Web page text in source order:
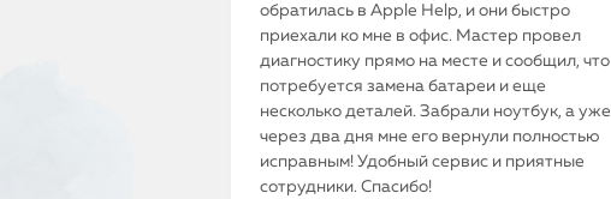
обратилась в Apple Help, и они быстро
приехали ко мне в офис. Мастер провел
диагностику прямо на месте и сообщил, что
потребуется замена батареи и еще
несколько деталей. Забрали ноутбук, а уже
через два дня мне его вернули полностью
исправным! Удобный сервис и приятные
сотрудники. Спасибо!